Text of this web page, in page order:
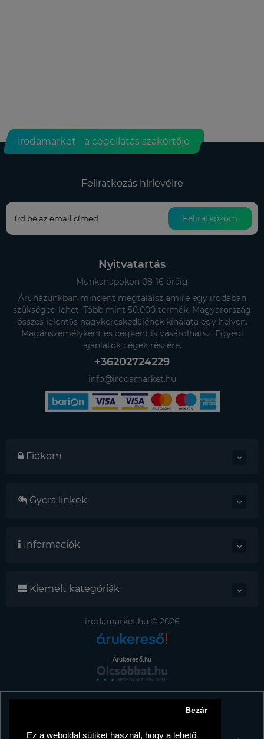
Ez a weboldal sütiket használ, hogy a lehető
Bezár
irodamarket - a cégellátás szakértője
Feliratkozás hírlevélre
Feliratkozom
Nyitvatartás
Munkanapokon 08-16 óráig
Áruházunkban mindent megtalálsz amire egy irodában
szükséged lehet. Több mint 50.000 termék, Magyarország
összes jelentős nagykereskedőjének kínálata egy helyen.
Magánszemélyként és cégként is vásárolhatsz. Egyedi
ajánlatok cégek részére.
+36202724229
info@irodamarket.hu
Fiókom
Gyors linkek
Információk
Kiemelt kategóriák
irodamarket.hu © 2026
Árukereső.hu
Tájékoztató az adattörlő címkékről
TISZTELT VÁSÁRLÓNK!